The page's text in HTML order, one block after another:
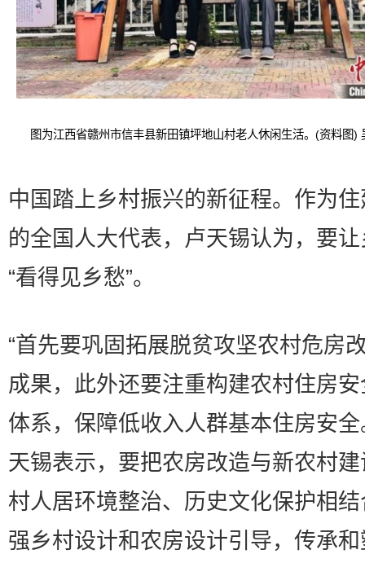
图为江西省赣州市信丰县新田镇坪地山村老人休闲生活。(资料图)
中国踏上乡村振兴的新征程。作为
的全国人大代表，卢天锡认为，要
“看得见乡愁”。
“首先要巩固拓展脱贫攻坚农村危房
成果，此外还要注重构建农村住房
体系，保障低收入人群基本住房安全
天锡表示，要把农房改造与新农村
村人居环境整治、历史文化保护相
强乡村设计和农房设计引导，传承